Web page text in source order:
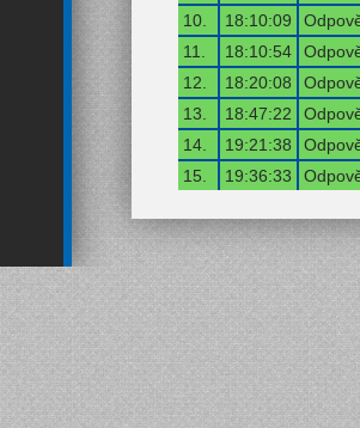
10.
18:10:09
11.
18:10:54
12.
18:20:08
13.
18:47:22
14.
19:21:38
15.
19:36:33